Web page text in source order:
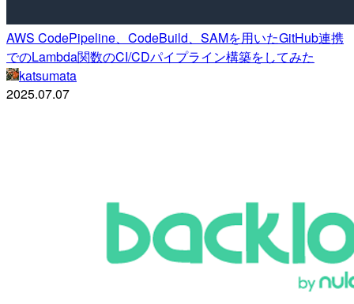
AWS CodePipeline、CodeBuild、SAMを用いたGitHub連携
でのLambda関数のCI/CDパイプライン構築をしてみた
katsumata
2025.07.07